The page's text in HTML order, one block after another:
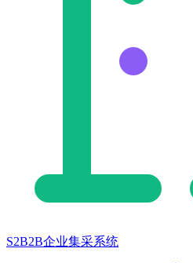
S2B2B企业集采系统